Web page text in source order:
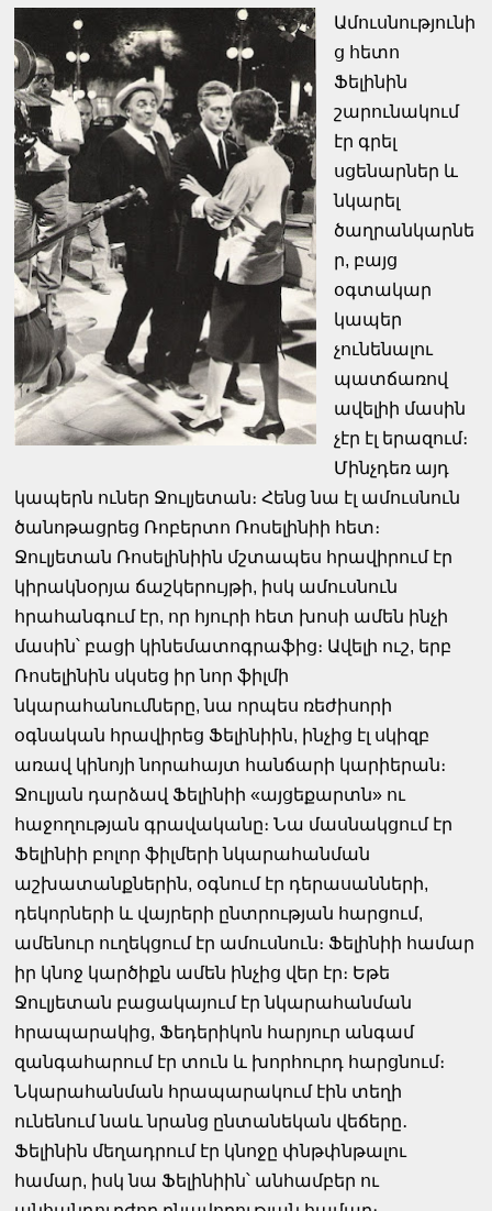
Ամուսնությունի
ց հետո
Ֆելինին
շարունակում
էր գրել
սցենարներ և
նկարել
ծաղրանկարնե
ր, բայց
օգտակար
կապեր
չունենալու
պատճառով
ավելիի մասին
չէր էլ երազում։
Մինչդեռ այդ
կապերն ուներ Ջուլյետան։ Հենց նա էլ ամուսնուն
ծանոթացրեց Ռոբերտո Ռոսելինիի հետ։
Ջուլյետան Ռոսելինիին մշտապես հրավիրում էր
կիրակնօրյա ճաշկերույթի, իսկ ամուսնուն
հրահանգում էր, որ հյուրի հետ խոսի ամեն ինչի
մասին՝ բացի կինեմատոգրաֆից։ Ավելի ուշ, երբ
Ռոսելինին սկսեց իր նոր ֆիլմի
նկարահանումները, նա որպես ռեժիսորի
օգնական հրավիրեց Ֆելինիին, ինչից էլ սկիզբ
առավ կինոյի նորահայտ հանճարի կարիերան։
Ջուլյան դարձավ Ֆելինիի «այցեքարտն» ու
հաջողության գրավականը։ Նա մասնակցում էր
Ֆելինիի բոլոր ֆիլմերի նկարահանման
աշխատանքներին, օգնում էր դերասանների,
դեկորների և վայրերի ընտրության հարցում,
ամենուր ուղեկցում էր ամուսնուն։ Ֆելինիի համար
իր կնոջ կարծիքն ամեն ինչից վեր էր։ Եթե
Ջուլյետան բացակայում էր նկարահանման
հրապարակից, Ֆեդերիկոն հարյուր անգամ
զանգահարում էր տուն և խորհուրդ հարցնում։
Նկարահանման հրապարակում էին տեղի
ունենում նաև նրանց ընտանեկան վեճերը․
Ֆելինին մեղադրում էր կնոջը փնթփնթալու
համար, իսկ նա Ֆելինիին՝ անհամբեր ու